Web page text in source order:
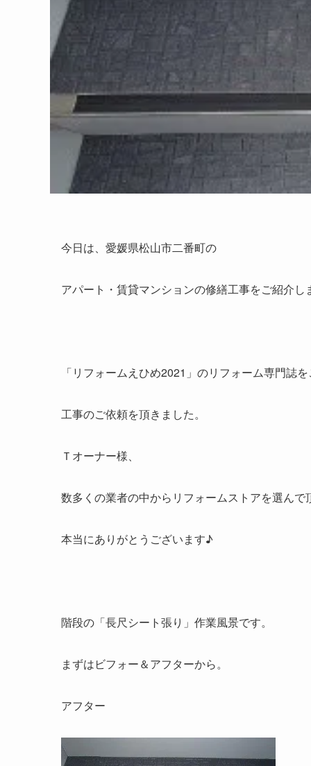
今日は、愛媛県松山市二番町の
アパート・賃貸マンションの修繕工事をご紹介し
「リフォームえひめ2021」のリフォーム専門誌
工事のご依頼を頂きました。
Ｔオーナー様、
数多くの業者の中からリフォームストアを選んで
本当にありがとうございます♪
階段の「長尺シート張り」作業風景です。
まずはビフォー＆アフターから。
アフター